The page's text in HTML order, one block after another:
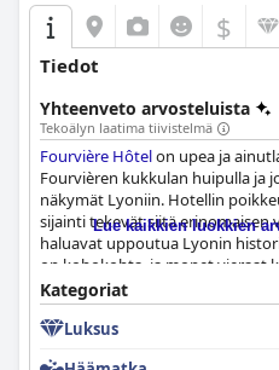
$
Tiedot
Yhteenveto arvosteluista
Tekoälyn laatima tiivistelmä
Fourvière Hôtelon upea ja
Fourvièren kukkulan huipulla ja
näkymät Lyoniin. Hotellin
sijainti tekevät siitä erinomaisen
haluavat uppoutua Lyonin
on kohokohta, ja monet vieraat
upeaksi. Illalliskokemus on
ovat erinomaisia ja palvelu
monenlaisia mielipiteitä, mutta
Lue kaikkien luokkien
Kategoriat
Luksus